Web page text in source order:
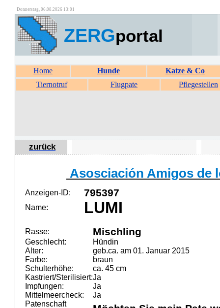
Donnerstag, 06.08.2026 13:01
ZERGportal
Home Hunde
Katze & Co
Tiernotruf
Flugpate Pflegestellen
zurück
Asosciación Amigos de
Anzeigen-ID: 795397
Name: LUMI
Rasse: Mischling
Geschlecht:
Hündin
Alter:
geb.ca. am 01. Januar 2015
Farbe:
braun
Schulterhöhe:
ca. 45 cm
Kastriert/Sterilisiert:Ja
Impfungen:
Ja
Mittelmeercheck:
Ja
Patenschaft